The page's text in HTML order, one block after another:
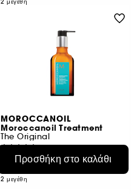
MOROCCANOIL
Moroccanoil Treatment
The Original
3356
€ 37,95
2 μεγέθη
Προσθήκη στο καλάθι